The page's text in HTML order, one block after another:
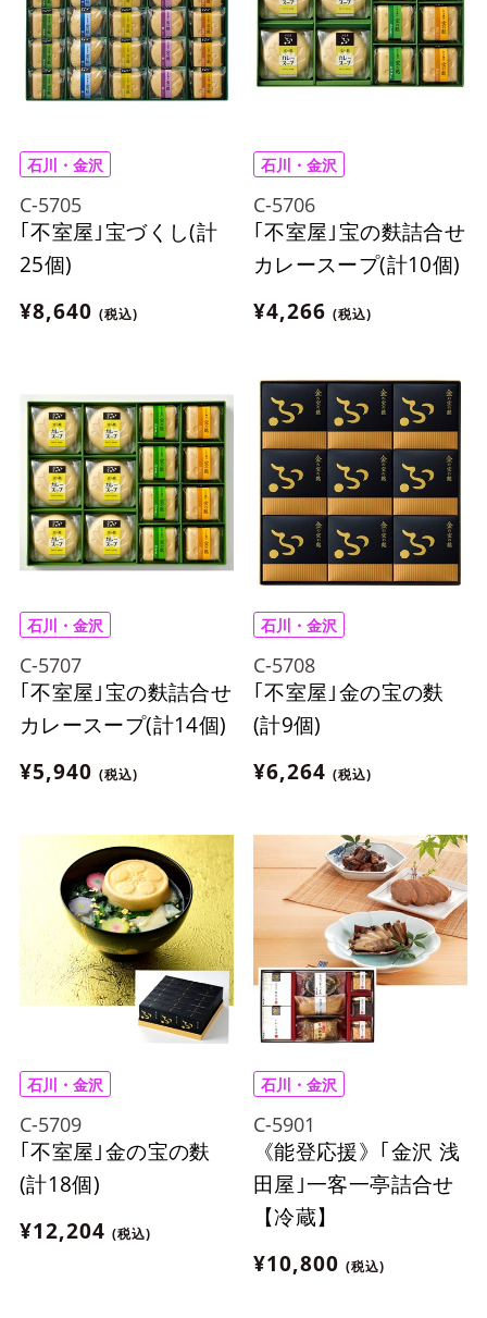
石川・金沢
C-5705
｢不室屋｣宝づくし(計
25個)
¥8,640 (税込)
石川・金沢
C-5706
｢不室屋｣宝の麩詰合せ
カレースープ(計10個)
¥4,266 (税込)
石川・金沢
C-5707
｢不室屋｣宝の麩詰合せ
カレースープ(計14個)
¥5,940 (税込)
石川・金沢
C-5708
｢不室屋｣金の宝の麩
(計9個)
¥6,264 (税込)
石川・金沢
C-5709
｢不室屋｣金の宝の麩
(計18個)
¥12,204 (税込)
石川・金沢
C-5901
《能登応援》｢金沢 浅
田屋｣一客一亭詰合せ
【冷蔵】
¥10,800 (税込)